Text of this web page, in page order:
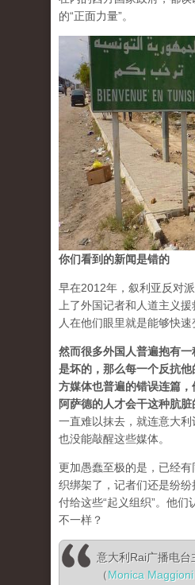
的“正面力量”。
你们看到的新闻是错的
早在2012年，叙利亚反对
上了外国记者和人道主义
人在他们眼里就是能够快速
然而很多外国人普遍抱有
是坏的，那么每一个反抗
方媒体也普遍的错误连篇
阿萨德的人才会干这种肮脏
一直难以抹去，就连意大
也没能敲醒这些媒体。
更加愚蠢至极的是，已经
织绑架了，记者们还是纷
付给这些“起义组织”。他们
不一样？
意大利Rai广播电台
（Monica Maggioni